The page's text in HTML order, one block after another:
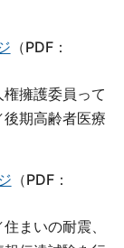
（PDF：
擁護委員って
期高齢者医療
（PDF：
まいの耐震、